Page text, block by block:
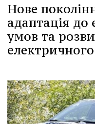
Нове
адаптація до
умов та